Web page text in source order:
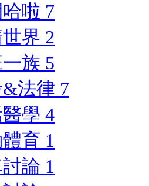
啦 7
界 2
一族 5
&法律 7
學 4
育 1
論 1